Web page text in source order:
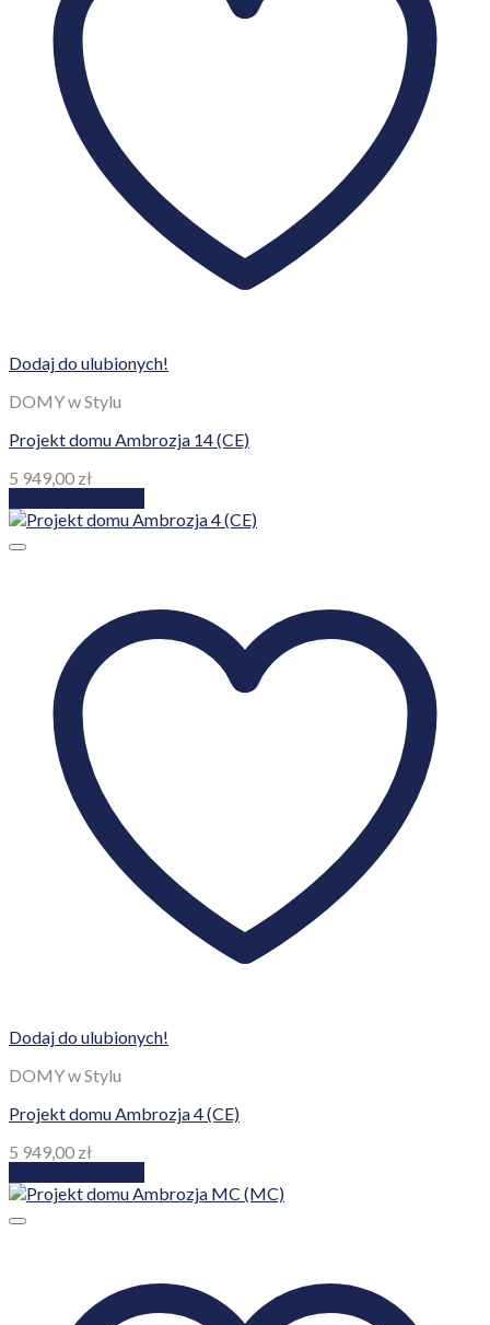
Dodaj do ulubionych!
DOMY w Stylu
Projekt domu Ambrozja 14 (CE)
5 949,00 zł
Dodaj do ulubionych!
DOMY w Stylu
Projekt domu Ambrozja 4 (CE)
5 949,00 zł